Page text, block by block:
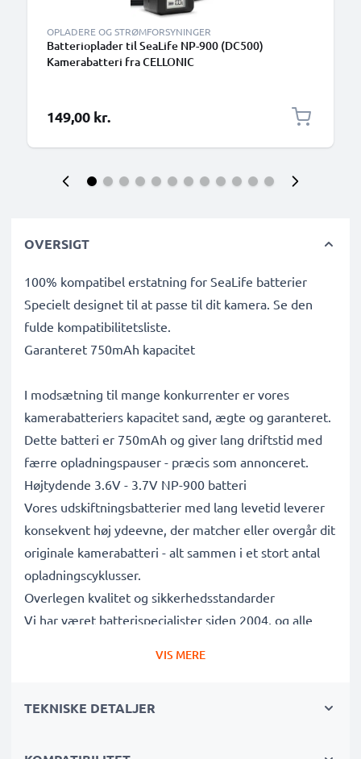
OPLADERE OG STRØMFORSYNINGER
Batterioplader til SeaLife NP-900 (DC500)
Kamerabatteri fra CELLONIC
149,00 kr.
OVERSIGT
100% kompatibel erstatning for SeaLife batterier
Specielt designet til at passe til dit kamera. Se den
fulde kompatibilitetsliste.
Garanteret 750mAh kapacitet
I modsætning til mange konkurrenter er vores
kamerabatteriers kapacitet sand, ægte og garanteret.
Dette batteri er 750mAh og giver lang driftstid med
færre opladningspauser - præcis som annonceret.
Højtydende 3.6V - 3.7V NP-900 batteri
Vores udskiftningsbatterier med lang levetid leverer
konsekvent høj ydeevne, der matcher eller overgår dit
originale kamerabatteri - alt sammen i et stort antal
opladningscyklusser.
Overlegen kvalitet og sikkerhedsstandarder
Vi har været batterispecialister siden 2004, og alle
Uundværlig i enhver fotografs kamerataske
strøm til intensive, langvarige foto- eller
VIS MERE
TEKNISKE DETALJER